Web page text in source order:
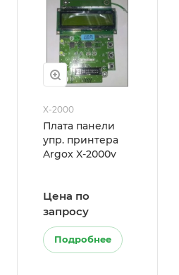
X-2000
Плата панели
упр. принтера
Argox X-2000v
Цена по
запросу
Подробнее